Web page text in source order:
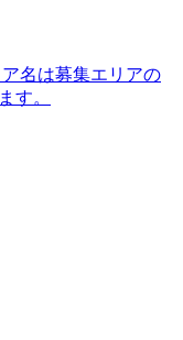
名は募集エリアの
す。